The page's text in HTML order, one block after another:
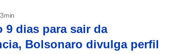
9 dias para sair da
Bolsonaro divulga perfil